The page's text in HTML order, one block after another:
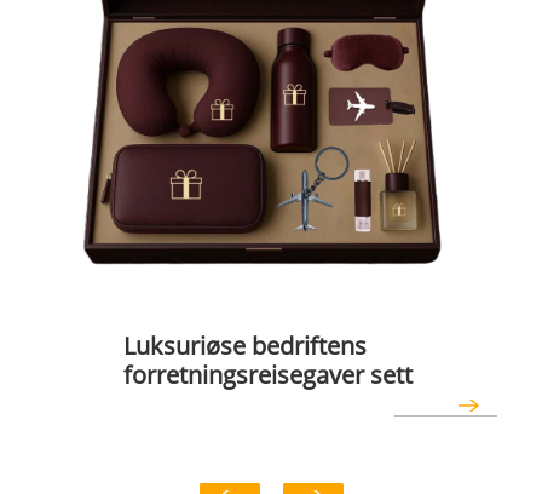
Luksuriøse bedriftens
forretningsreisegaver sett